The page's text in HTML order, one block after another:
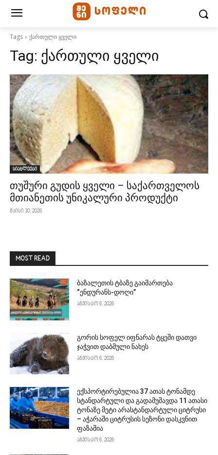
Tags ქართული ყველი
Tag: ქართული ყველი
სიახლეები
თუშური გუდის ყველი – საქართველოს
მთიანეთის უნიკალური პროდუქტი
მაისი 30, 2026
MOST READ
ბაზალეთის ტბაზე გაიმართება
“ენდურანს-დოღი”
აგვისტო 6, 2026
გორის სოფელ იფნარას ტყეში დათვი
ჯაჭვით დაბმული ნახეს
აგვისტო 6, 2026
ექსპორტირებულია 37 ათას ტონამდე
სტანდარტული და გადამუშავდა 11 ათასი
ტონაზე მეტი არასტანდარტული ციტრუსი
– აჭარაში ციტრუსის სეზონი დასკვნით
ფაზაშია
აგვისტო 6, 2026